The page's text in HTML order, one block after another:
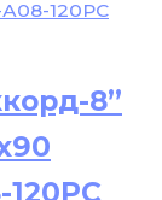
8”
120РС